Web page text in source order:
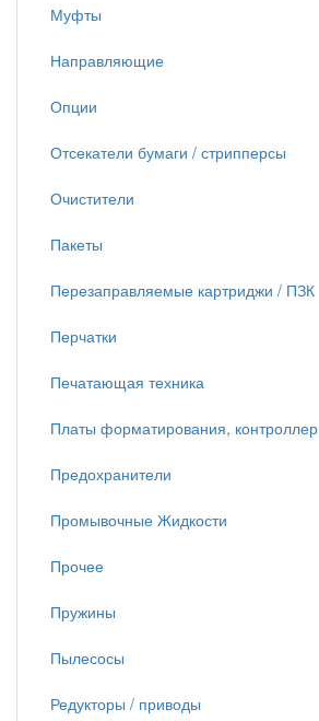
Муфты
Направляющие
Опции
Отсекатели бумаги / стрипперсы
Очистители
Пакеты
Перезаправляемые картриджи / ПЗК
Перчатки
Печатающая техника
Платы форматирования, контроллер
Предохранители
Промывочные Жидкости
Прочее
Пружины
Пылесосы
Редукторы / приводы